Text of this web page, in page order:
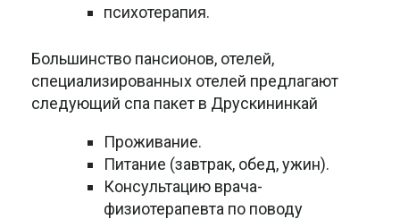
психотерапия.
Большинство пансионов, отелей,
специализированных отелей предлагают
следующий спа пакет в Друскининкай
Проживание.
Питание (завтрак, обед, ужин).
Консультацию врача-
физиотерапевта по поводу